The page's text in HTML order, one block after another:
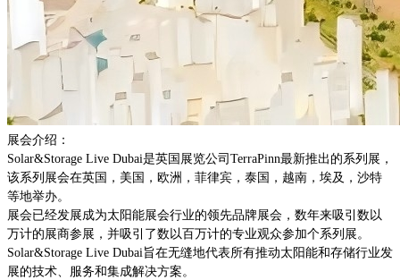
展会介绍：
Solar&Storage Live Dubai是英国展览公司TerraPinn最新推出的系列展，
该系列展会在英国，美国，欧洲，菲律宾，泰国，越南，埃及，沙特
等地举办。
展会已经发展成为太阳能展会行业的领先品牌展会，数年来吸引数以
万计的展商参展，并吸引了数以百万计的专业观众参加个系列展。
Solar&Storage Live Dubai旨在无缝地代表所有推动太阳能和存储行业发
展的技术、服务和集成解决方案。